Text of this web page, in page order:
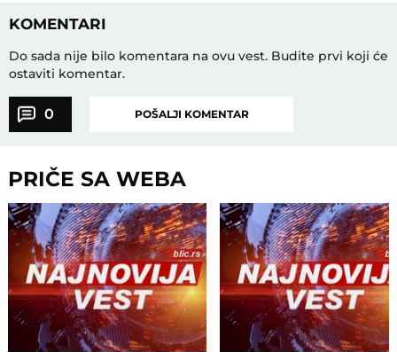
KOMENTARI
Do sada nije bilo komentara na ovu vest. Budite prvi koji će
ostaviti komentar.
0 POŠALJI KOMENTAR
PRIČE SA WEBA